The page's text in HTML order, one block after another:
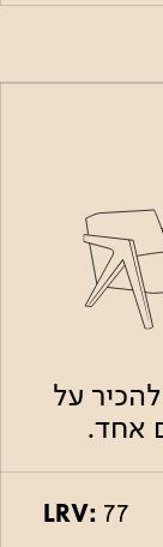
על
אחד.
LRV: 77